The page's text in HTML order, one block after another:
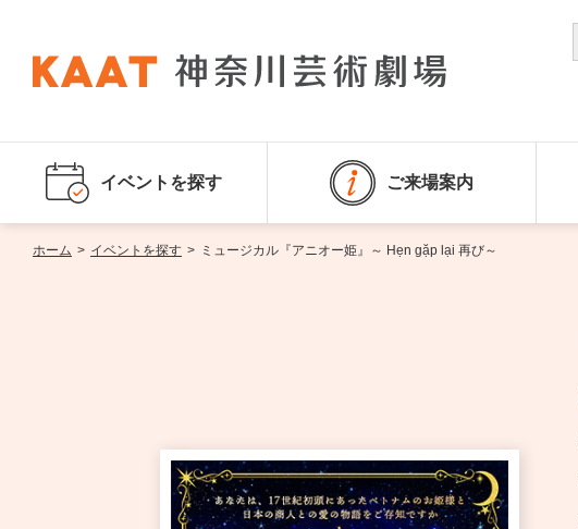
イベントを探す ご来場案内
ホーム > イベントを探す > ミュージカル『アニオー姫』～ Hẹn gặp lại 再び～